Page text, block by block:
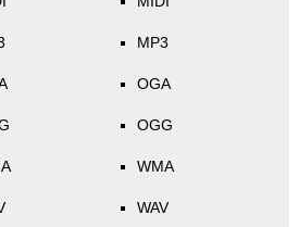
MP3
OGA
OGG
WMA
WAV